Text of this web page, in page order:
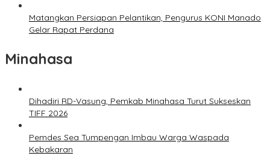
Matangkan Persiapan Pelantikan, Pengurus KONI Manado
Gelar Rapat Perdana
Minahasa
Dihadiri RD-Vasung, Pemkab Minahasa Turut Sukseskan
TIFF 2026
Pemdes Sea Tumpengan Imbau Warga Waspada
Kebakaran